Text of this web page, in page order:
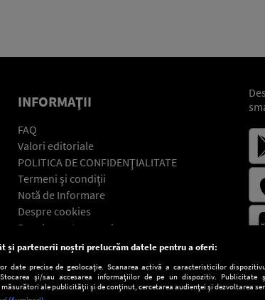
INFORMAŢII
FAQ
Valori editoriale
POLITICA DE CONFIDENŢIALITATE
Termeni şi condiţii
Notă de Informare
Despre cookies
Regulament general
GDPR
și partenerii noștri prelucrăm datele pentru a oferi:
date precise de geolocație. Scanarea activă a caracteristicilor
și/sau accesarea informațiilor de pe un dispozitiv. Publicitate
ale publicității și de conținut, cercetarea audienței și dezvoltarea